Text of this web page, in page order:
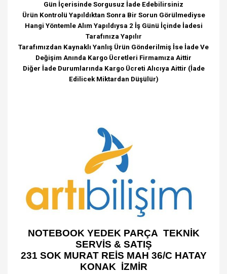
Gün İçerisinde Sorgusuz İade Edebilirsiniz
Ürün Kontrolü Yapıldıktan Sonra Bir Sorun Görülmediyse
Hangi Yöntemle Alım Yapıldıysa 2 İş Günü İçinde İadesi
Tarafınıza Yapılır
Tarafımızdan Kaynaklı Yanlış Ürün Gönderilmiş İse İade Ve
Değişim Anında Kargo Ücretleri Firmamıza Aittir
Diğer İade Durumlarında Kargo Ücreti Alıcıya Aittir (İade
Edilicek Miktardan Düşülür)
NOTEBOOK YEDEK PARÇA TEKNİK
SERVİS & SATIŞ
231 SOK MURAT REİS MAH 36/C HATAY
KONAK İZMİR